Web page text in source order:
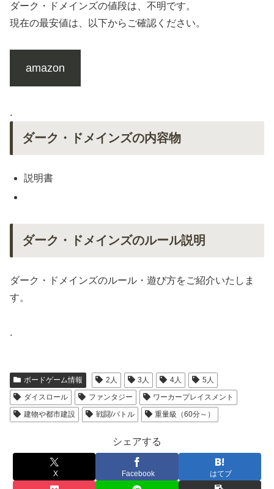
ダーク・ドメインズの値段は、不明です。
現在の最安値は、以下からご確認ください。
amazon
.
ダーク・ドメインズの内容物
説明書
ダーク・ドメインズのルール説明
ダーク・ドメインズのルール・遊び方をご紹介いたしま
す。
.
ボードゲーム情報 2人 3人 4人
5人
ダイスロール
ファンタジー
ワーカープレイスメント
建物や都市建設
戦闘/バトル 重量級（60分～）
シェアする
X Facebook はてブ